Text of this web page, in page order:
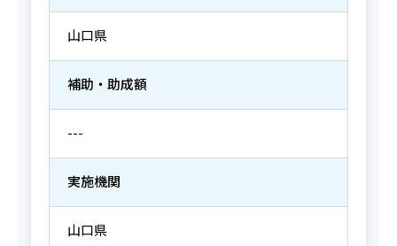
山口県
補助・助成額
---
実施機関
山口県